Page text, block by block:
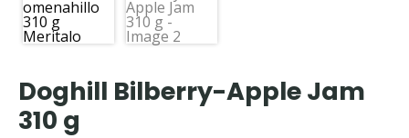
Doghill Bilberry-Apple Jam
310 g